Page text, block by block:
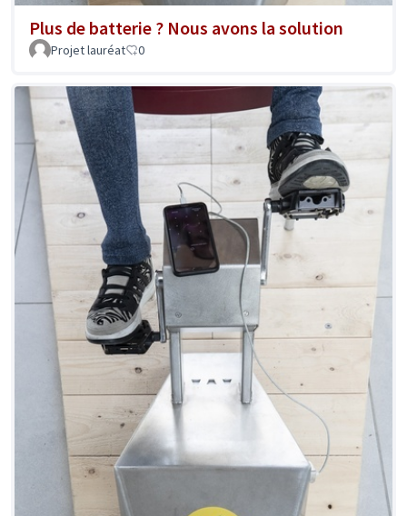
Plus de batterie ? Nous avons la solution
Projet lauréat 0